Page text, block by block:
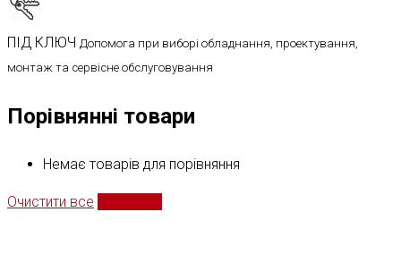
ПІД КЛЮЧ Допомога при виборі обладнання, проектування,
монтаж та сервісне обслуговування
Порівнянні товари
Немає товарів для порівняння
Очистити все